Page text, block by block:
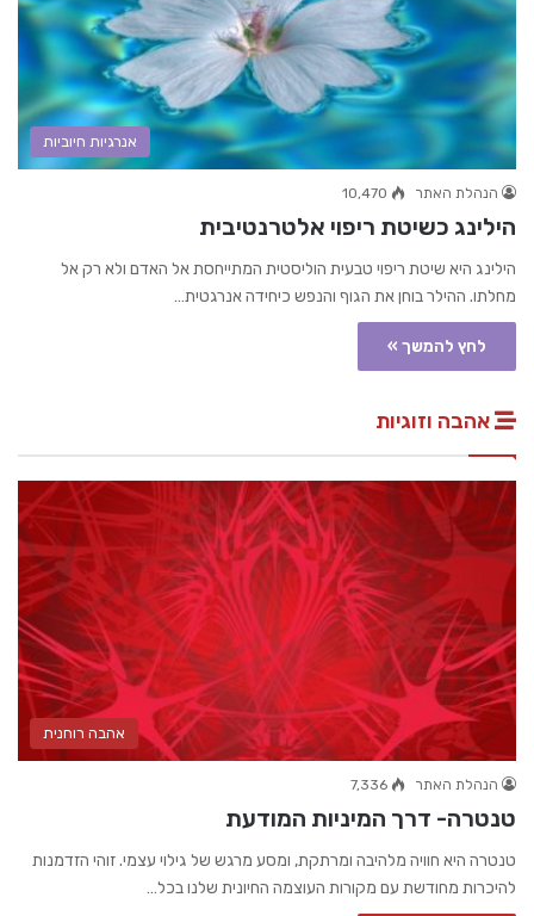
אנרגיות חיוביות
הנהלת האתר 10,470
הילינג כשיטת ריפוי אלטרנטיבית
הילינג היא שיטת ריפוי טבעית הוליסטית המתייחסת אל האדם ולא רק אל
מחלתו. ההילר בוחן את הגוף והנפש כיחידה אנרגטית…
לחץ להמשך »
אהבה וזוגיות
אהבה רוחנית
הנהלת האתר 7,336
טנטרה- דרך המיניות המודעת
טנטרה היא חוויה מלהיבה ומרתקת, ומסע מרגש של גילוי עצמי. זוהי הזדמנות
להיכרות מחודשת עם מקורות העוצמה החיונית שלנו בכל…